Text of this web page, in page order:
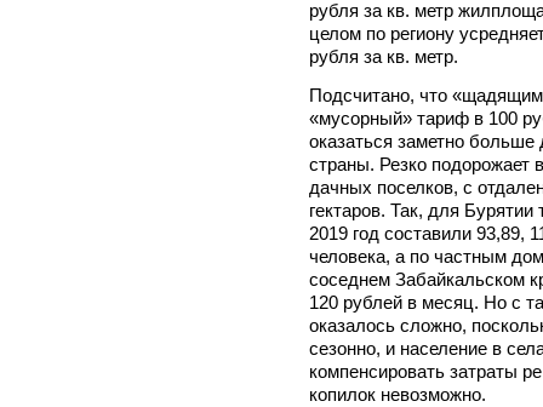
рубля за кв. метр
целом по региону
рубля за кв. метр.
Подсчитано, что
«мусорный» тариф в 100
оказаться заметно
страны. Резко подорожает
дачных поселков, с
гектаров. Так, для
2019 год составили 93,89,
человека, а по частным
соседнем Забайкальском
120 рублей в месяц. Но с
оказалось сложно,
сезонно, и население в
компенсировать затраты
копилок невозможно.